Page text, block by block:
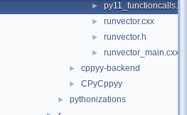
► py11_functioncalls.cxx
► runvector.cxx
► runvector.h
► runvector_main.cxx
► cppyy-backend
► CPyCppyy
► pythonizations